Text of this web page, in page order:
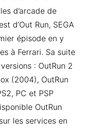
d’arcade de
d’Out Run, SEGA
épisode en y
à Ferrari. Sa suite
: OutRun 2
(2004), OutRun
PC et PSP
OutRun
les services en